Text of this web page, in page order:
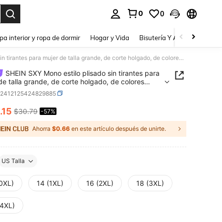
0 0
interior y ropa de dormir Hogar y Vida Bisutería Y Accesorios
SHEIN SXY Mono estilo plisado sin tirantes para mujer de talla grande, de corte holgado, de colores llamativos, adecuado para la playa, vacaciones, fiesta, cita, cumpleaños, despedida de soltera, look lindo y casual, para ir de compras, salir, que estiliza la figura y realza la silueta
SHEIN SXY Mono estilo plisado sin tirantes para
talla grande, de corte holgado, de colores
adecuado para la playa, vacaciones, fiesta,
despedida de soltera, look lindo y
para ir de compras, salir, que estiliza la figura y
siluetaAND AVAILABILITY
.15 $30.79 -57%
Ahorra $0.66 en este artículo después de unirte.
US Talla
14 (1XL) 16 (2XL) 18 (3XL)